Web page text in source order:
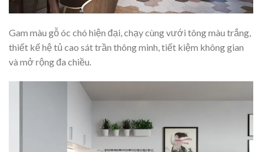
Gam màu gỗ óc chó hiện đại, chạy cùng vưới tông màu trắng,
thiết kế hệ tủ cao sát trần thông minh, tiết kiệm không gian
và mở rộng đa chiều.